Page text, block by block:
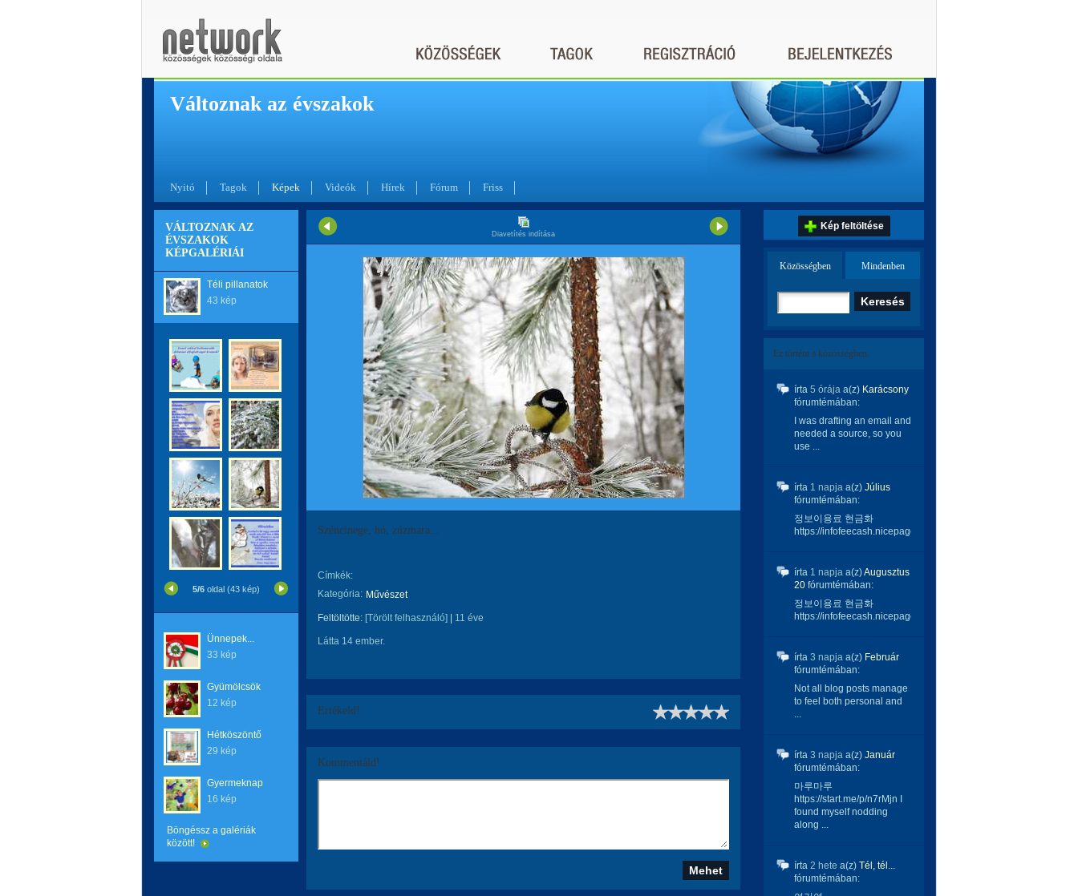
Változnak az évszakok
Nyitó Tagok Képek Videók Hírek Fórum Friss
VÁLTOZNAK AZ
ÉVSZAKOK
KÉPGALÉRIÁI
Téli pillanatok
43 kép
5/6 oldal (43 kép)
Ünnepek...
33 kép
Gyümölcsök
12 kép
Hétköszöntő
29 kép
Gyermeknap
16 kép
Böngéssz a galériák
között!
Diavetítés indítása
Széncinege, hó, zúzmara...
Címkék:
Kategória: Művészet
Feltöltötte: [Törölt felhasználó] 11 éve
Látta 14 ember.
Értékeld!
Kommentáld!
Kép feltöltése
Közösségben Mindenben
Ez történt a közösségben:
írta 5 órája a(z) Karácsony
fórumtémában:
I was drafting an email and
needed a source, so you
use ...
írta 1 napja a(z) Július
fórumtémában:
정보이용료 현금화
https://infofeecash.nicepage...
írta 1 napja a(z)Augusztus
20 fórumtémában:
정보이용료 현금화
https://infofeecash.nicepage...
írta 3 napja a(z) Február
fórumtémában:
Not all blog posts manage
to feel both personal and
...
írta 3 napja a(z) Január
fórumtémában:
마루마루
https://start.me/p/n7rMjn I
found myself nodding
along ...
írta 2 hete a(z) Tél, tél...
fórumtémában: